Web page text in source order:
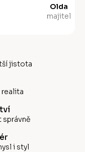
Olda
majitel
jistota
realita
správně
i styl